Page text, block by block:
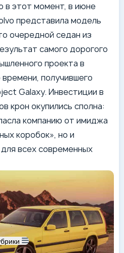
в этот момент, в июне
представила модель
очередной седан из
самого дорогого
проекта в
получившего
Galaxy. Инвестиции в
крон окупились сполна:
компанию от имиджа
коробок», но и
всех современных